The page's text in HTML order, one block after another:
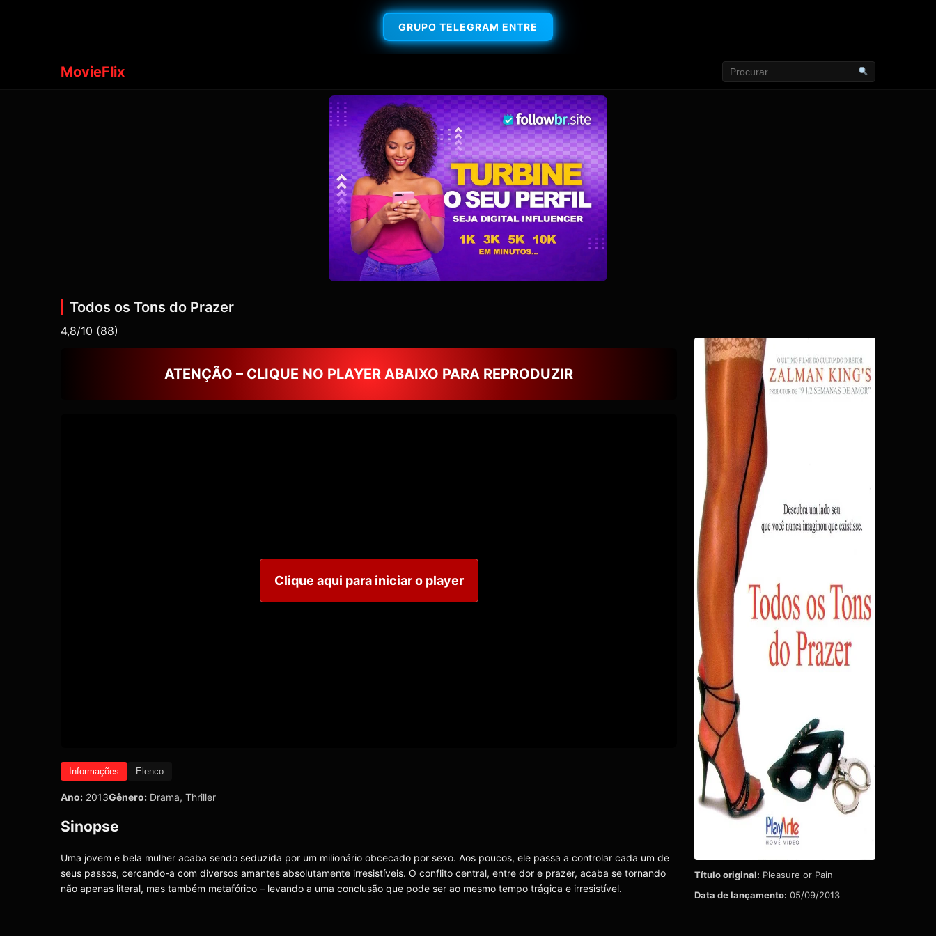
GRUPO TELEGRAM ENTRE
MovieFlix
Todos os Tons do Prazer
4,8/10 (88)
ATENÇÃO – CLIQUE NO PLAYER ABAIXO PARA REPRODUZIR
Clique aqui para iniciar o player
Informações Elenco
Ano: 2013Gênero: Drama, Thriller
Sinopse
Uma jovem e bela mulher acaba sendo seduzida por um milionário obcecado por sexo. Aos poucos, ele passa a controlar cada um de
seus passos, cercando-a com diversos amantes absolutamente irresistíveis. O conflito central, entre dor e prazer, acaba se tornando
não apenas literal, mas também metafórico – levando a uma conclusão que pode ser ao mesmo tempo trágica e irresistível.
Título original: Pleasure or Pain
Data de lançamento: 05/09/2013